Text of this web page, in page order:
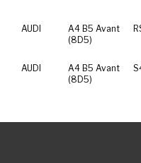
AUDI
A4 B5 Avant
(8D5)
AUDI
A4 B5 Avant
(8D5)